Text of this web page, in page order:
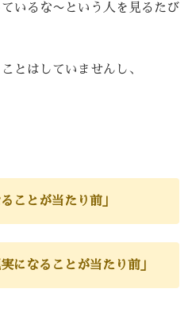
いるな〜という人を見るたび
とはしていませんし、
ことが当たり前」
になることが当たり前」